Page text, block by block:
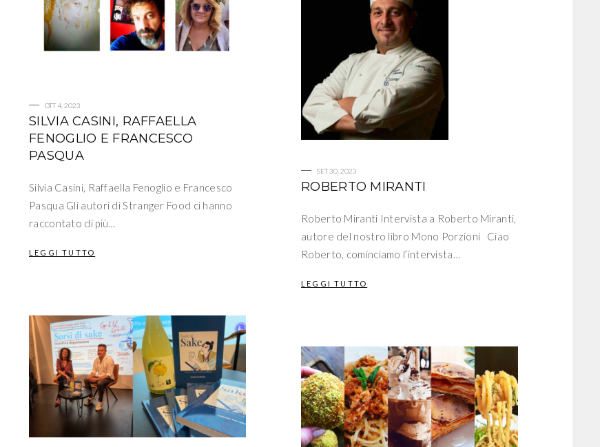
OTT 4, 2023
SILVIA CASINI, RAFFAELLA
FENOGLIO E FRANCESCO
PASQUA
Silvia Casini, Raffaella Fenoglio e Francesco
Pasqua Gli autori di Stranger Food ci hanno
raccontato di più…
LEGGI TUTTO
SET 30, 2023
ROBERTO MIRANTI
Roberto Miranti Intervista a Roberto Miranti,
autore del nostro libro Mono Porzioni Ciao
Roberto, cominciamo l’intervista…
LEGGI TUTTO